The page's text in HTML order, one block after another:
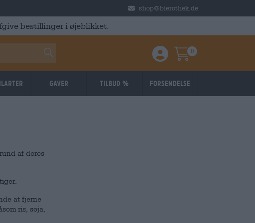
shop@bierothek.de
bestillinger i øjeblikket.
Einloggen / Anmelden
Warenkorb
0
Gaver Tilbud % Forsendelse
af deres
at fjerne
ris, soja,